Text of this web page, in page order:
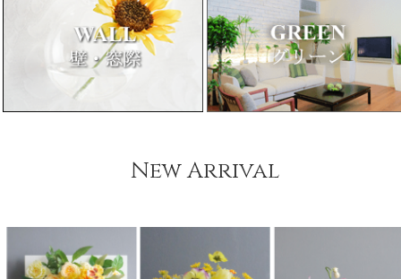
New Arrival